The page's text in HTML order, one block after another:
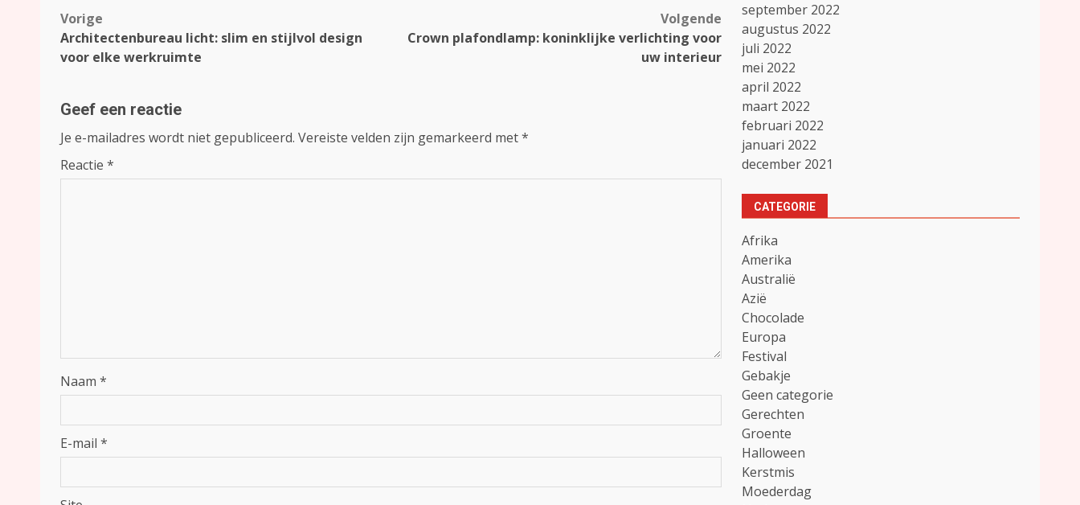
Bericht
navigatie
Vorige
Architectenbureau licht: slim en stijlvol design
voor elke werkruimte
Volgende
Crown plafondlamp: koninklijke verlichting voor
uw interieur
Geef een reactie
Je e-mailadres wordt niet gepubliceerd. Vereiste velden zijn gemarkeerd met*
Reactie *
Naam *
E-mail *
september 2022
augustus 2022
juli 2022
mei 2022
april 2022
maart 2022
februari 2022
januari 2022
december 2021
CATEGORIE
Afrika
Amerika
Australië
Azië
Chocolade
Europa
Festival
Gebakje
Geen categorie
Gerechten
Groente
Halloween
Kerstmis
Moederdag